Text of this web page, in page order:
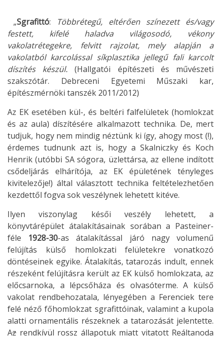
„Sgrafittó: Többrétegű, eltérően színezett és/vagy
festett, kifelé haladva világosodó, vékony
vakolatrétegekre, felvitt rajzolat, mely alapján a
vakolatból karcolással síkplasztika jellegű fali karcolt
díszítés készül.(Hallgatói építészeti és művészeti
szakszótár. Debreceni Egyetemi Műszaki kar,
építészmérnöki tanszék 2011/2012)
Az EK esetében kül-, és beltéri falfelületek (homlokzat
és az aula) díszítésére alkalmazott technika. De, mert
tudjuk, hogy nem mindig néztünk ki így, ahogy most (!),
érdemes tudnunk azt is, hogy a Skalniczky és Koch
Henrik (utóbbi SA sógora, üzlettársa, az ellene indított
csődeljárás elhárítója, az EK épületének tényleges
kivitelezője!) által választott technika feltételezhetően
kezdettől fogva sok veszélynek lehetett kitéve.
Ilyen viszonylag késői veszély lehetett, a
könyvtárépület átalakításainak sorában a Pasteiner-
féle 1928-30-as átalakítással járó nagy volumenű
felújítás külső homlokzati felületekre vonatkozó
döntéseinek egyike. Átalakítás, tatarozás indult, ennek
részeként felújításra került az EK külső homlokzata, az
előcsarnoka, a lépcsőháza és olvasóterme. A külső
vakolat rendbehozatala, lényegében a Ferenciek tere
felé néző főhomlokzat sgrafittóinak, valamint a kupola
alatti ornamentális részeknek a tatarozását jelentette.
Az rendkívül rossz állapotuk miatt vitatott Reáltanoda